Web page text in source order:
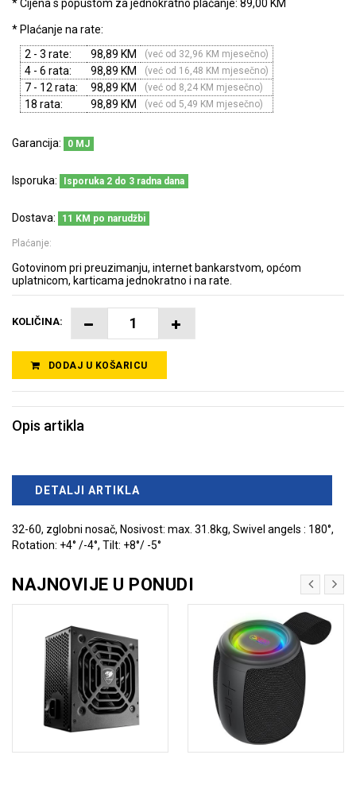
* Cijena s popustom za jednokratno plaćanje: 89,00 KM
* Plaćanje na rate:
2 - 3 rate:
98,89 KM (već od 32,96 KM mjesečno)
4 - 6 rata: 98,89 KM (već od 16,48 KM mjesečno)
7 - 12 rata: 98,89 KM (već od 8,24 KM mjesečno)
18 rata: 98,89 KM (već od 5,49 KM mjesečno)
Garancija: 0 MJ
Isporuka: Isporuka 2 do 3 radna dana
Dostava: 11 KM po narudžbi
Plaćanje:
Gotovinom pri preuzimanju, internet bankarstvom, općom
uplatnicom, karticama jednokratno i na rate.
KOLIČINA:
DODAJ U KOŠARICU
Opis artikla
DETALJI ARTIKLA
32-60, zglobni nosač, Nosivost: max. 31.8kg, Swivel angels : 180°,
Rotation: +4° /-4°, Tilt: +8°/ -5°
NAJNOVIJE U PONUDI